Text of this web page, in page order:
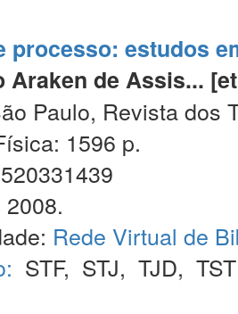
processo: estudos
Araken de Assis...
Paulo, Revista dos
1596 p.
Rede Virtual de
STF, STJ, TJD, TST